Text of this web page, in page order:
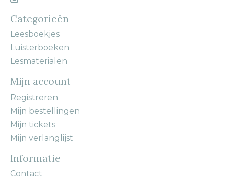
Categorieën
Leesboekjes
Luisterboeken
Lesmaterialen
Mijn account
Registreren
Mijn bestellingen
Mijn tickets
Mijn verlanglijst
Informatie
Contact